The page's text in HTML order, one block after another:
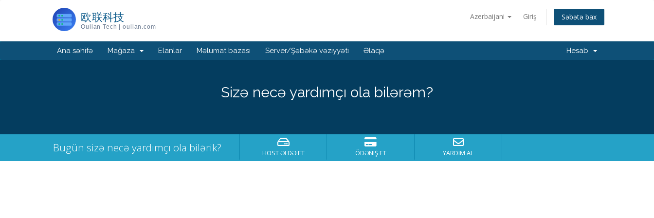
Azerbaijani Giriş Səbətə bax
欧联科技
Oulian Tech | oulian.com
Ana səhifə Mağaza Elanlar Məlumat bazası Server/Şəbəkə vəziyyəti Əlaqə Hesab
Sizə necə yardımçı ola bilərəm?
Bugün sizə necə yardımçı ola bilərik? HOST ƏLDƏ ET ÖDƏNIŞ ET YARDIM AL